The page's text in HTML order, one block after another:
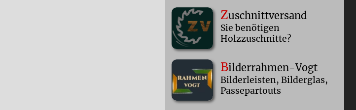
Zuschnittversand
Sie benötigen
Holzzuschnitte?
Bilderrahmen-Vogt
Bilderleisten, Bilderglas,
Passepartouts